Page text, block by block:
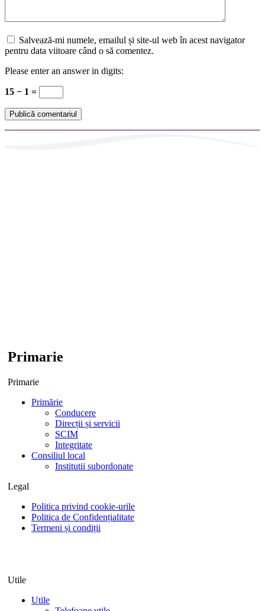
Salvează-mi numele, emailul și site-ul web în acest navigator
pentru data viitoare când o să comentez.
Please enter an answer in digits:
15 − 1 =
Primarie
Primarie
Primărie
Conducere
Direcții și servicii
SCIM
Integritate
Consiliul local
Institutii subordonate
Legal
Politica privind cookie-urile
Politica de Confidențialitate
Termeni și condiții
Utile
Utile